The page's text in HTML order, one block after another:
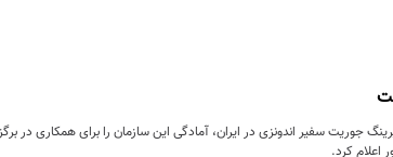
جوریت سفیر اندونزی در ایران، آمادگی این سازمان را برای همکاری در
اعلام کرد.